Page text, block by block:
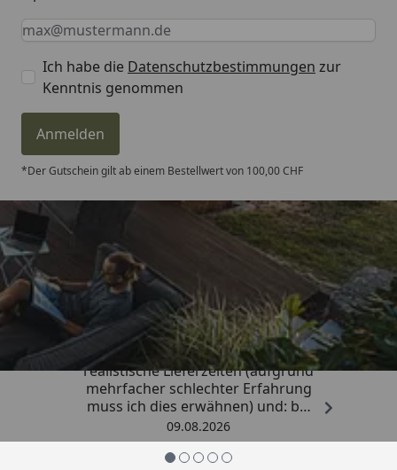
Keine Eingabe erforderlich
Eingabe erforderlich
E-Mail *
Ich habe die Datenschutzbestimmungen zur
Kenntnis genommen
Anmelden
*Der Gutschein gilt ab einem Bestellwert von 100,00 CHF
Trusted Shops
4,81/ 5
„Sehr gute Qualitäts-Markenware,
realistische Lieferzeiten (aufgrund
mehrfacher schlechter Erfahrung
muss ich dies erwähnen) und: bei
Kritik kommt die Antwort
offensichtlich von einem
Menschen mit Verstand und nicht
09.08.2026